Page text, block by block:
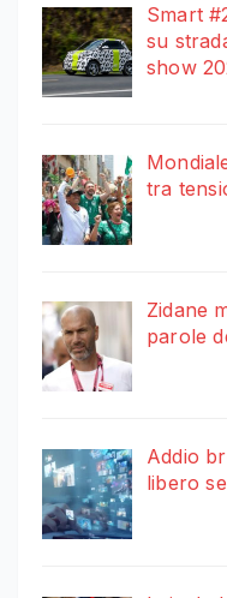
Smart
su
show
tra
Zidane
parole
Addio
libero